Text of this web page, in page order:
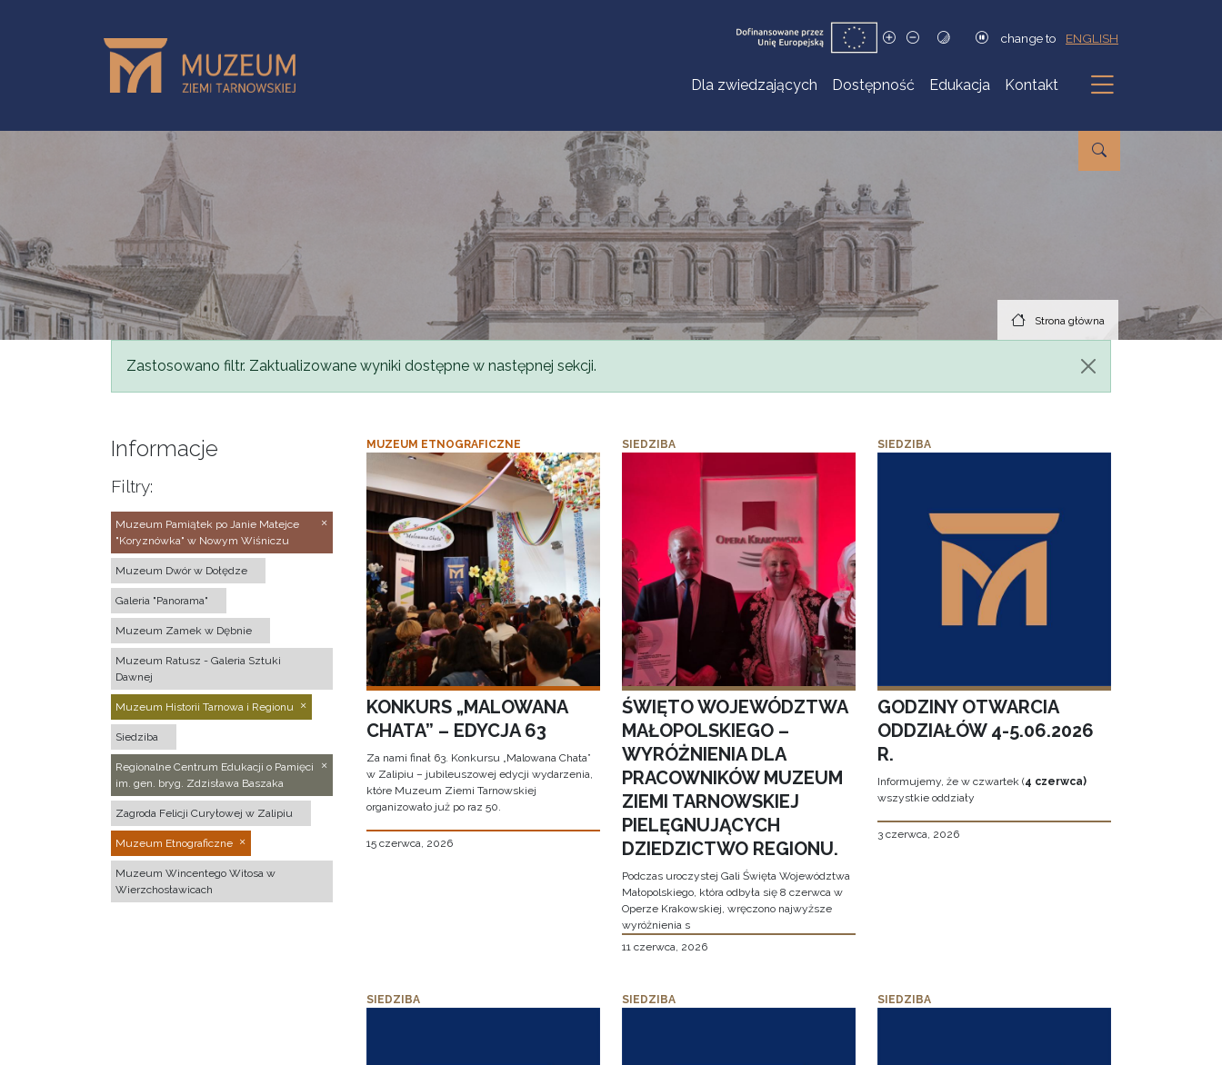
change to ENGLISH
Dla zwiedzających Dostępność Edukacja Kontakt
Podmenu
Strona główna
Komunikat
Zastosowano filtr. Zaktualizowane wyniki dostępne w następnej sekcji.
Informacje
Filtry:
Muzeum Pamiątek po Janie Matejce
"Koryznówka" w Nowym Wiśniczu
Muzeum Dwór w Dołędze
Galeria "Panorama"
Muzeum Zamek w Dębnie
Muzeum Ratusz - Galeria Sztuki
Dawnej
Muzeum Historii Tarnowa i Regionu
Siedziba
Regionalne Centrum Edukacji o Pamięci
im. gen. bryg. Zdzisława Baszaka
Zagroda Felicji Curyłowej w Zalipiu
Muzeum Etnograficzne
Muzeum Wincentego Witosa w
Wierzchosławicach
MUZEUM ETNOGRAFICZNE
KONKURS „MALOWANA
CHATA” – EDYCJA 63
Za nami finał 63. Konkursu „Malowana Chata”
w Zalipiu – jubileuszowej edycji wydarzenia,
które Muzeum Ziemi Tarnowskiej
organizowało już po raz 50.
15 czerwca, 2026
SIEDZIBA
ŚWIĘTO WOJEWÓDZTWA
MAŁOPOLSKIEGO –
WYRÓŻNIENIA DLA
PRACOWNIKÓW MUZEUM
ZIEMI TARNOWSKIEJ
PIELĘGNUJĄCYCH
DZIEDZICTWO REGIONU.
Podczas uroczystej Gali Święta Województwa
Małopolskiego, która odbyła się 8 czerwca w
Operze Krakowskiej, wręczono najwyższe
wyróżnienia s
11 czerwca, 2026
SIEDZIBA
GODZINY OTWARCIA
ODDZIAŁÓW 4-5.06.2026
R.
Informujemy, że w czwartek (4 czerwca)
wszystkie oddziały
3 czerwca, 2026
SIEDZIBA SIEDZIBA SIEDZIBA